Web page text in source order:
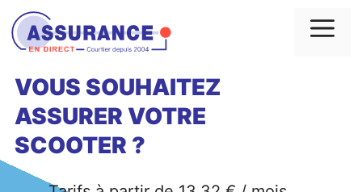
Aller
au
contenu
VOUS SOUHAITEZ
ASSURER VOTRE
SCOOTER ?